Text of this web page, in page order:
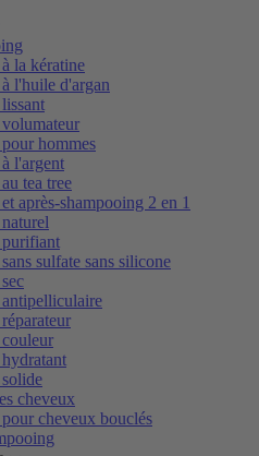
la kératine
l'huile d'argan
hommes
l'argent
tea tree
après-shampooing 2 en 1
purifiant
sulfate sans silicone
cheveux
cheveux bouclés